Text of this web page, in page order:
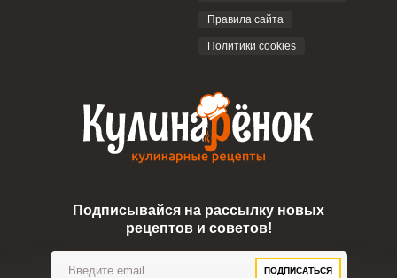
Правила сайта
Политики cookies
Подписывайся на рассылку новых
рецептов и советов!
ПОДПИСАТЬСЯ